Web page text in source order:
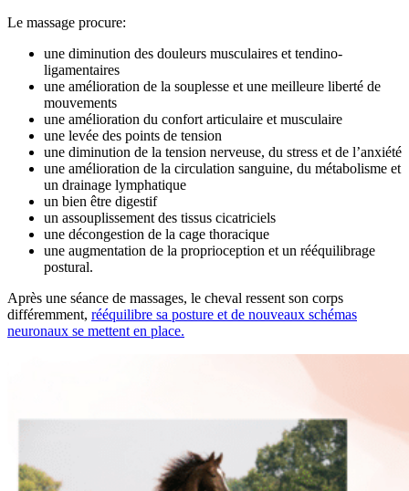
Le massage procure:
une diminution des douleurs musculaires et tendino-
ligamentaires
une amélioration de la souplesse et une meilleure liberté de
mouvements
une amélioration du confort articulaire et musculaire
une levée des points de tension
une diminution de la tension nerveuse, du stress et de l’anxiété
une amélioration de la circulation sanguine, du métabolisme et
un drainage lymphatique
un bien être digestif
un assouplissement des tissus cicatriciels
une décongestion de la cage thoracique
une augmentation de la proprioception et un rééquilibrage
postural.
Après une séance de massages, le cheval ressent son corps
différemment, rééquilibre sa posture et de nouveaux schémas
neuronaux se mettent en place.